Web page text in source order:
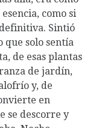
como si
Sintió
que solo sentía
de esas plantas
de jardín,
y, de
en
se descorre y